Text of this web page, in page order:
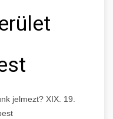
jelmezt? XIX. 19.